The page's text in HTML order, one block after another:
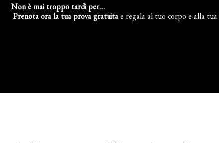
Non è mai troppo tardi per…
Prenota ora la tua prova gratuita e regala al tuo corpo e alla tua